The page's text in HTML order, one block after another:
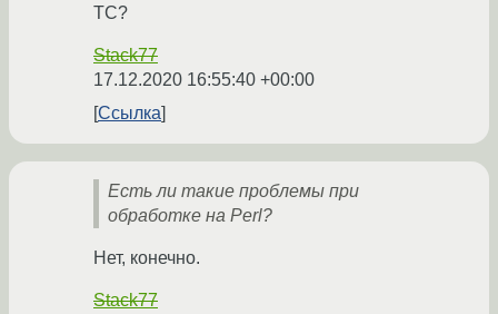
ТС?
Stack77
17.12.2020 16:55:40 +00:00
Ссылка
Есть ли такие проблемы при
обработке на Perl?
Нет, конечно.
Stack77